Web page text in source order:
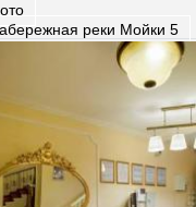
реки Мойки 5